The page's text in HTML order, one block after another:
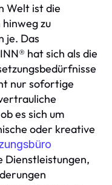
Welt ist die
zu
je. Das
hat sich als die
nur sofortige
es sich um
oder kreative
Dienstleistungen,